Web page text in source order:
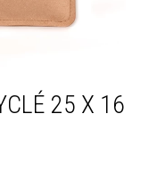
25 X 16